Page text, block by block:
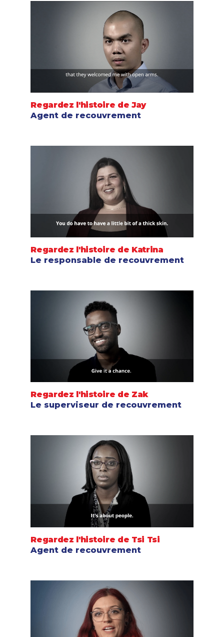
Regardez l'histoire de Jay
Agent de recouvrement
Regardez l'histoire de Katrina
Le responsable de recouvrement
Regardez l'histoire de Zak
Le superviseur de recouvrement
Regardez l'histoire de Tsi Tsi
Agent de recouvrement